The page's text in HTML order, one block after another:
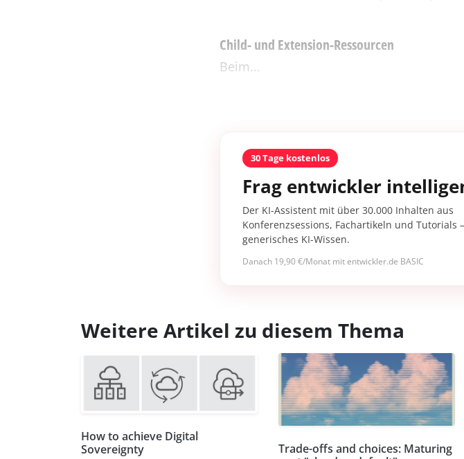
Child- und Extension-Ressourcen
Beim...
30 Tage kostenlos
Frag entwickler
Der KI-Assistent mit über 30.000 Inhalten aus
Konferenzsessions, Fachartikeln und Tutorials
generisches KI-Wissen.
Danach 19,90 €/Monat mit entwickler.de BASIC
Weitere Artikel zu diesem Thema
How to achieve Digital
Sovereignty
Trade-offs and choices: Maturing